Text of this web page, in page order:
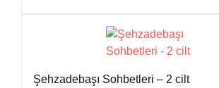
Şehzadebaşı Sohbetleri – 2 cilt